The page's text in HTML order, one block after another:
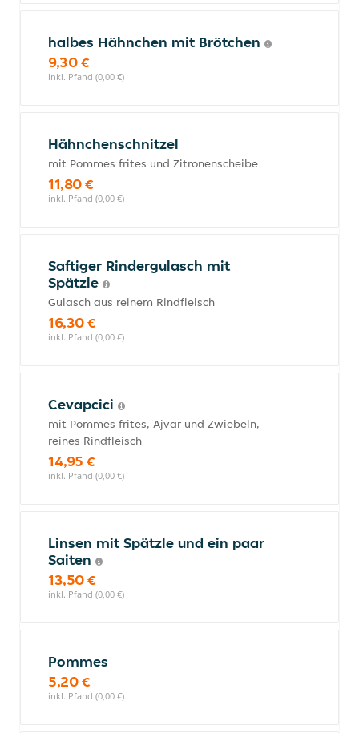
halbes Hähnchen mit Brötchen
9,30 €
inkl. Pfand (0,00 €)
Hähnchenschnitzel
mit Pommes frites und Zitronenscheibe
11,80 €
inkl. Pfand (0,00 €)
Saftiger Rindergulasch mit
Spätzle
Gulasch aus reinem Rindfleisch
16,30 €
inkl. Pfand (0,00 €)
Cevapcici
mit Pommes frites, Ajvar und Zwiebeln,
reines Rindfleisch
14,95 €
inkl. Pfand (0,00 €)
Linsen mit Spätzle und ein paar
Saiten
13,50 €
inkl. Pfand (0,00 €)
Pommes
5,20 €
inkl. Pfand (0,00 €)